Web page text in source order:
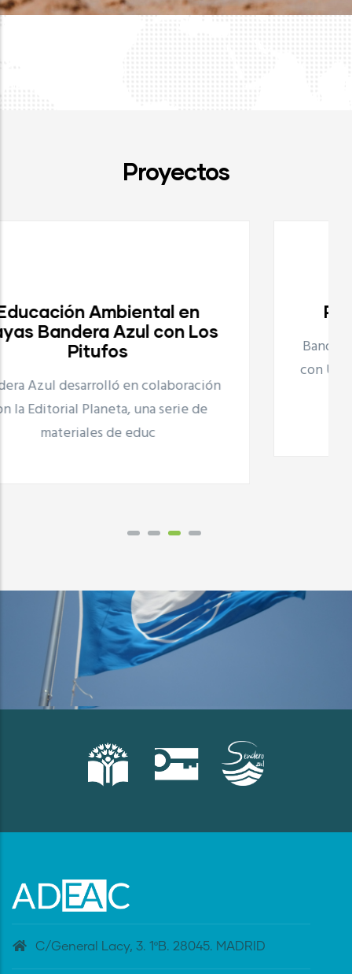
Proyectos
Proyecto Playas Limpias
Bandera Azul desarrolla, en colaboración
con UNILEVER el proyecto Playas Limpias
que consiste en
Proyecto Playas Limpias
C/General Lacy, 3. 1ºB. 28045. MADRID